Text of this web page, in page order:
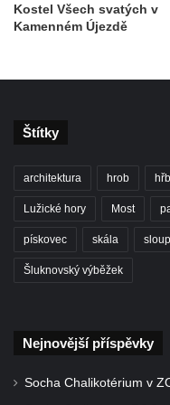
Hrob Františka Petra
Hrob Václava
Cítolibech
Chlumčanech
Kostel Všech svatých v
Kamenném Újezdě
Štítky
architektura hrob
Lužické hory Most
pískovec skála sloup
Šluknovský výběžek
Nejnovější příspěvky
Socha Chalikotérium v